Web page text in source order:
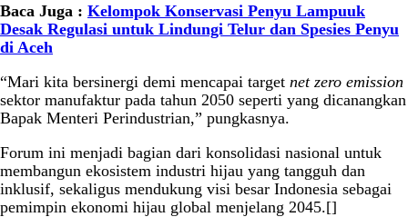
Baca Juga : Kelompok Konservasi Penyu Lampuuk
Desak Regulasi untuk Lindungi Telur dan Spesies Penyu
di Aceh
“Mari kita bersinergi demi mencapai target net zero emission
sektor manufaktur pada tahun 2050 seperti yang dicanangkan
Bapak Menteri Perindustrian,” pungkasnya.
Forum ini menjadi bagian dari konsolidasi nasional untuk
membangun ekosistem industri hijau yang tangguh dan
inklusif, sekaligus mendukung visi besar Indonesia sebagai
pemimpin ekonomi hijau global menjelang 2045.[]